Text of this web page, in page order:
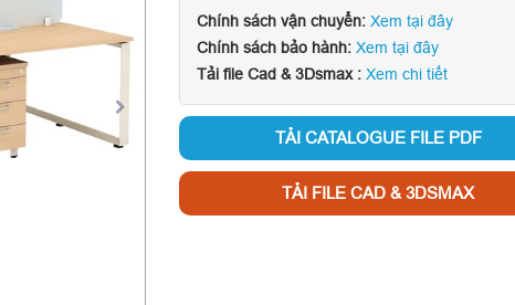
Chính sách vận chuyển:Xem tại đây
Chính sách bảo hành:Xem tại đây
Tải file Cad & 3Dsmax :Xem chi tiết
TẢI CATALOGUE FILE PDF
TẢI FILE CAD & 3DSMAX